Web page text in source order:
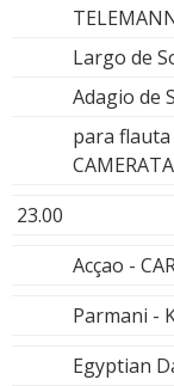
Largo de
Adagio de
para
23.00
Acçao -
Parmani -
Egyptian